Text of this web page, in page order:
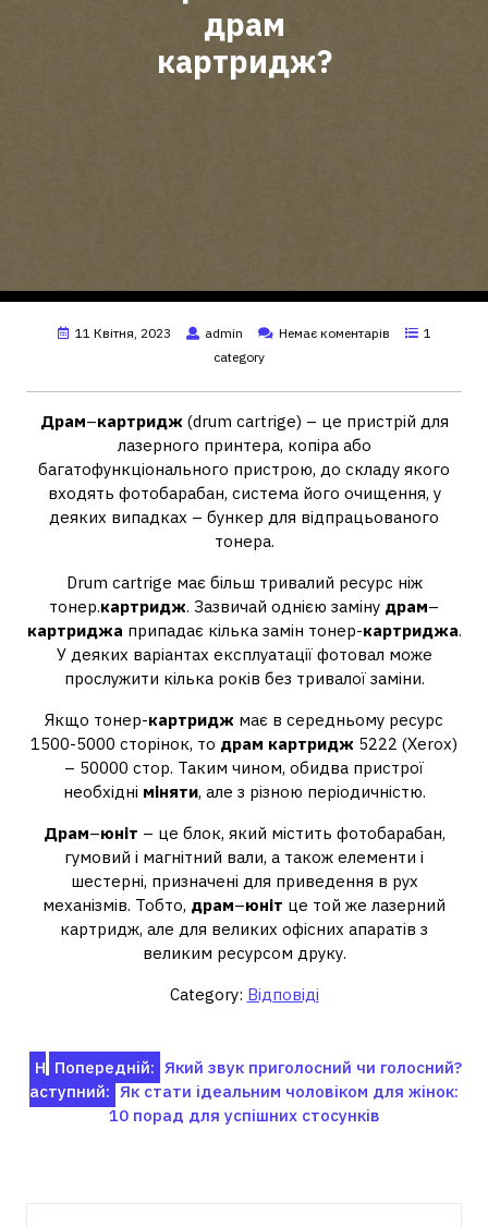
драм
картридж?
11 Квітня, 2023 admin Немає коментарів
1
category
Драм–картридж (drum cartrige) – це пристрій для
лазерного принтера, копіра або
багатофункціонального пристрою, до складу якого
входять фотобарабан, система його очищення, у
деяких випадках – бункер для відпрацьованого
тонера.
Drum cartrige має більш тривалий ресурс ніж
тонер.картридж. Зазвичай однією заміну драм–
картриджа припадає кілька замін тонер-картриджа.
У деяких варіантах експлуатації фотовал може
прослужити кілька років без тривалої заміни.
Якщо тонер-картридж має в середньому ресурс
1500-5000 сторінок, то драм картридж 5222 (Xerox)
– 50000 стор. Таким чином, обидва пристрої
необхідні міняти, але з різною періодичністю.
Драм–юніт – це блок, який містить фотобарабан,
гумовий і магнітний вали, а також елементи і
шестерні, призначені для приведення в рух
механізмів. Тобто, драм–юніт це той же лазерний
картридж, але для великих офісних апаратів з
великим ресурсом друку.
Category: Відповіді
Навігація
записів
Попередній: Який звук приголосний чи голосний?
Н
аступний: Як стати ідеальним чоловіком для жінок:
10 порад для успішних стосунків